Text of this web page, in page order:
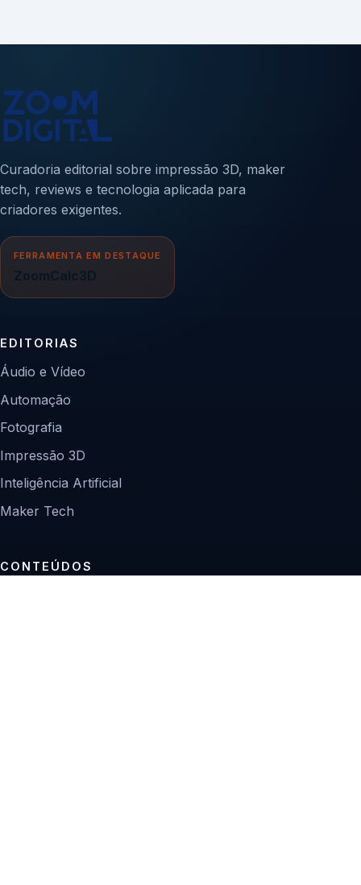
Curadoria editorial sobre impressão 3D, maker
tech, reviews e tecnologia aplicada para
criadores exigentes.
FERRAMENTA EM DESTAQUE
ZoomCalc3D
EDITORIAS
Áudio e Vídeo
Automação
Fotografia
Impressão 3D
Inteligência Artificial
Maker Tech
CONTEÚDOS